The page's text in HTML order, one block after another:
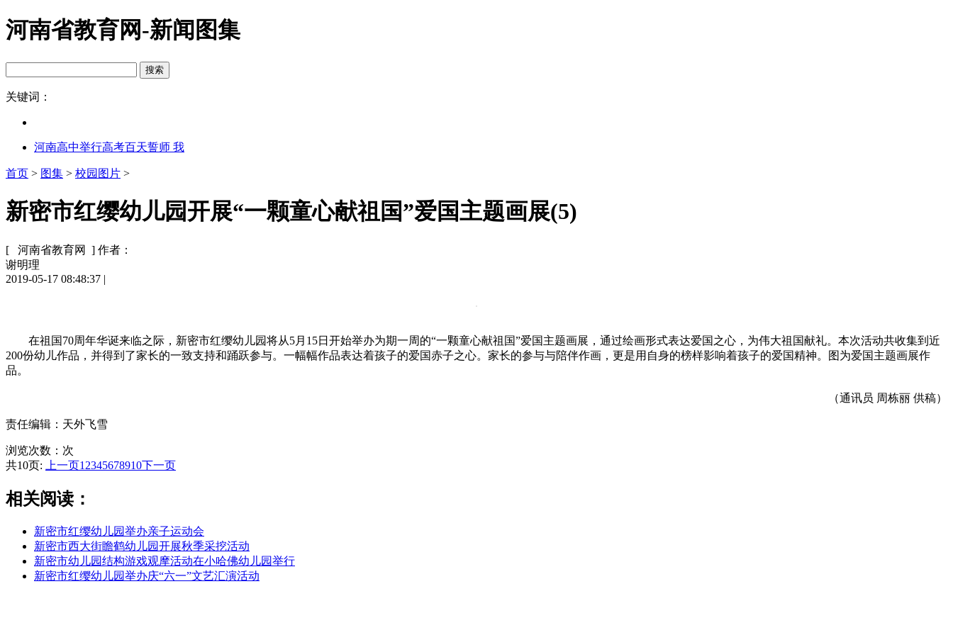
河南省教育网-新闻图集
关键词：
河南高中举行高考百天誓师 我
首页 > 图集 > 校园图片 >
新密市红缨幼儿园开展“一颗童心献祖国”爱国主题画展(5)
[ 河南省教育网 ] 作者：
谢明理
2019-05-17 08:48:37 |
在祖国70周年华诞来临之际，新密市红缨幼儿园将从5月15日开始举办为期一周的“一颗童心献祖国”爱国主题画展，通过绘画形式表达爱国之心，为伟大祖国献礼。本次活动共收集到近
200份幼儿作品，并得到了家长的一致支持和踊跃参与。一幅幅作品表达着孩子的爱国赤子之心。家长的参与与陪伴作画，更是用自身的榜样影响着孩子的爱国精神。图为爱国主题画展作
品。
（通讯员 周栋丽 供稿）
责任编辑：天外飞雪
浏览次数： 次
共10页:
上一页1 2345678910下一页
相关阅读：
新密市红缨幼儿园举办亲子运动会
新密市西大街瞻鹤幼儿园开展秋季采挖活动
新密市幼儿园结构游戏观摩活动在小哈佛幼儿园举行
新密市红缨幼儿园举办庆“六一”文艺汇演活动